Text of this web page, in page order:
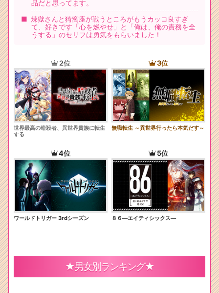
品だと思ってます。
煉獄さんと猗窩座が戦うところがもうカッコ良すぎ
て、好きです「心を燃やせ」と「俺は、俺の責務を全
うする」のセリフは勇気をもらいました！
2位
世界最高の暗殺者、異世界貴族に転生
する
3位
無職転生 ～異世界行ったら本気だす～
4位
ワールドトリガー 3rdシーズン
5位
８６―エイティシックス―
★男女別ランキング★